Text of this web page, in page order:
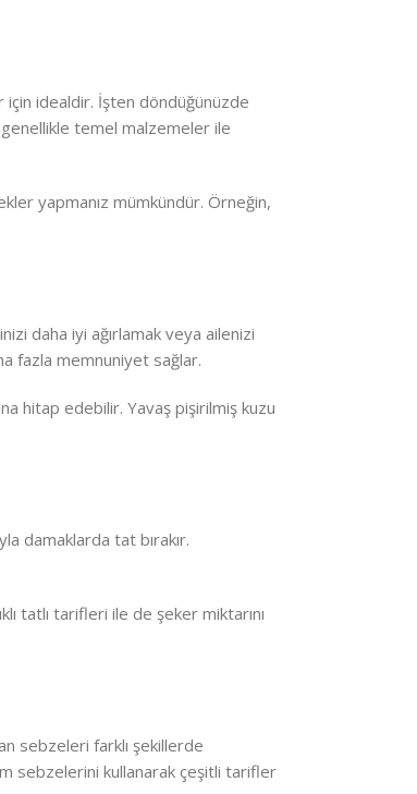
için idealdir. İşten döndüğünüzde
temel malzemeler ile
yapmanız mümkündür. Örneğin,
daha iyi ağırlamak veya ailenizi
fazla memnuniyet sağlar.
hitap edebilir. Yavaş pişirilmiş kuzu
damaklarda tat bırakır.
tatlı tarifleri ile de şeker miktarını
sebzeleri farklı şekillerde
sebzelerini kullanarak çeşitli tarifler